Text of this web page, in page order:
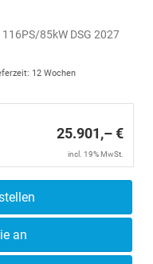
85kW DSG 2027
12 Wochen
25.901,– €
incl. 19% MwSt.
an